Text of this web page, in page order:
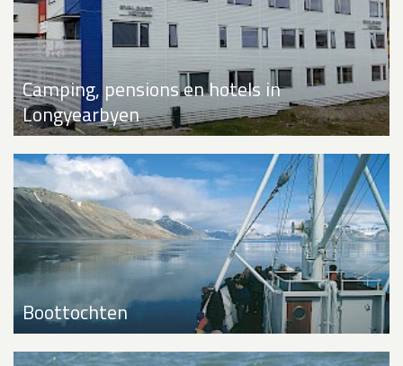
Camping, pensions en hotels in
Longyearbyen
Boottochten